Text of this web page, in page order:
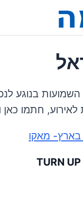
השמועות בנוגע
חתמו כאן
בארץ- מאקו
TURN